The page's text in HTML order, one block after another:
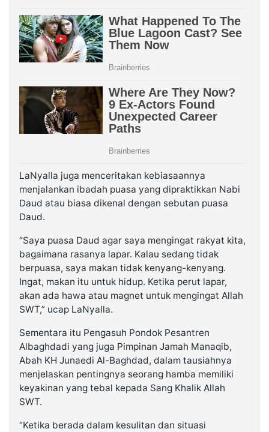
LaNyalla juga menceritakan kebiasaannya
menjalankan ibadah puasa yang dipraktikkan Nabi
Daud atau biasa dikenal dengan sebutan puasa
Daud.
“Saya puasa Daud agar saya mengingat rakyat kita,
bagaimana rasanya lapar. Kalau sedang tidak
berpuasa, saya makan tidak kenyang-kenyang.
Ingat, makan itu untuk hidup. Ketika perut lapar,
akan ada hawa atau magnet untuk mengingat Allah
SWT,” ucap LaNyalla.
Sementara itu Pengasuh Pondok Pesantren
Albaghdadi yang juga Pimpinan Jamah Manaqib,
Abah KH Junaedi Al-Baghdad, dalam tausiahnya
menjelaskan pentingnya seorang hamba memiliki
keyakinan yang tebal kepada Sang Khalik Allah
SWT.
“Ketika berada dalam kesulitan dan situasi